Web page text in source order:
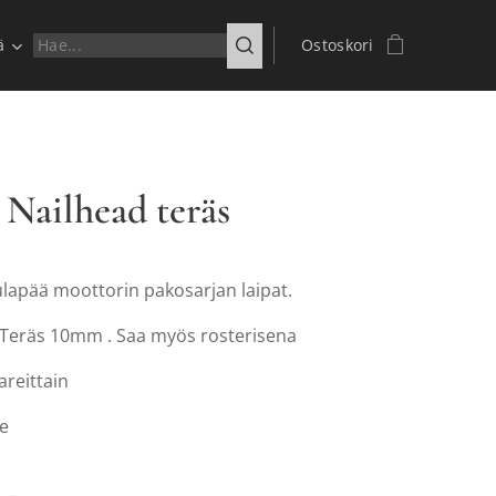
Ostoskori
teräs
moottorin pakosarjan laipat.
10mm . Saa myös rosterisena